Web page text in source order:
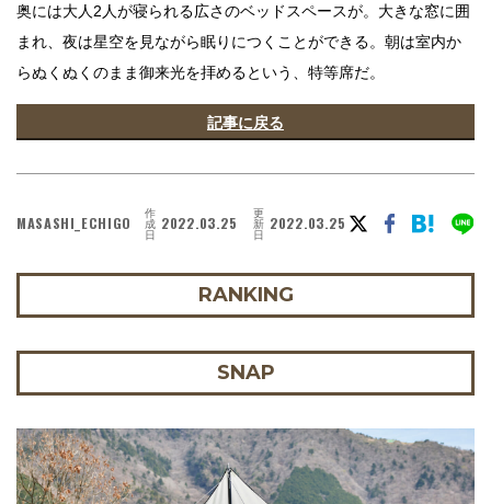
奥には大人2人が寝られる広さのベッドスペースが。大きな窓に囲
まれ、夜は星空を見ながら眠りにつくことができる。朝は室内か
らぬくぬくのまま御来光を拝めるという、特等席だ。
記事に戻る
MASASHI_ECHIGO 作
成
日
2022.03.25 更
新
日
2022.03.25
RANKING
SNAP